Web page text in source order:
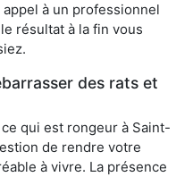
à un professionnel
résultat à la fin vous
des rats et
ce qui est rongeur à Saint-
de rendre votre
à vivre. La présence